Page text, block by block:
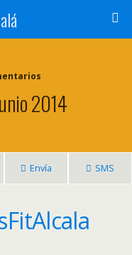
2014
Envía SMS